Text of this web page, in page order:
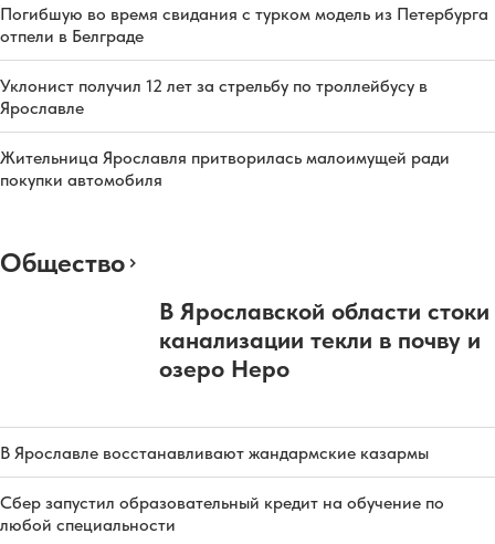
Погибшую во время свидания с турком модель из Петербурга
отпели в Белграде
Уклонист получил 12 лет за стрельбу по троллейбусу в
Ярославле
Жительница Ярославля притворилась малоимущей ради
покупки автомобиля
Общество
В Ярославской области стоки
канализации текли в почву и
озеро Неро
В Ярославле восстанавливают жандармские казармы
Сбер запустил образовательный кредит на обучение по
любой специальности